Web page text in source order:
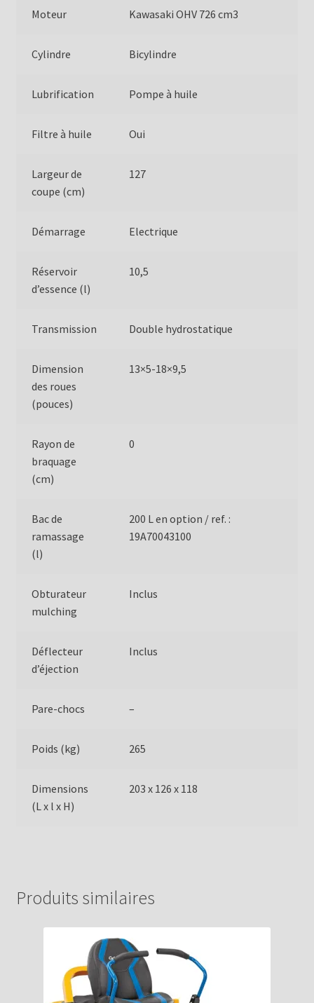
Moteur Kawasaki OHV 726 cm3
Cylindre Bicylindre
Lubrification Pompe à huile
Filtre à huile Oui
Largeur de
coupe (cm)
127
Démarrage Electrique
Réservoir
d’essence (l)
10,5
Transmission Double hydrostatique
Dimension
des roues
(pouces)
13×5-18×9,5
Rayon de
braquage
(cm)
0
Bac de
ramassage
(l)
200 L en option / ref. :
19A70043100
Obturateur
mulching
Inclus
Déflecteur
d’éjection
Inclus
Pare-chocs –
Poids (kg) 265
Dimensions
(L x l x H)
203 x 126 x 118
Produits similaires